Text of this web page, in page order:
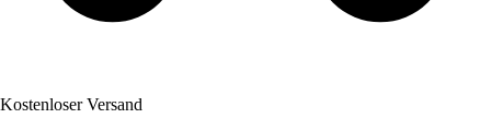
Kostenloser Versand